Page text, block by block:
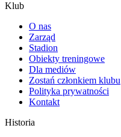
Klub
O nas
Zarząd
Stadion
Obiekty treningowe
Dla mediów
Zostań członkiem klubu
Polityka prywatności
Kontakt
Historia